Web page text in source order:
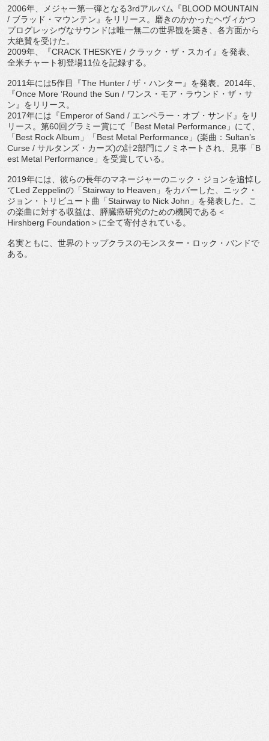
2006年、メジャー第一弾となる3rdアルバム『BLOOD MOUNTAIN
/ ブラッド・マウンテン』をリリース。 磨きのかかったヘヴィかつ
プログレッシヴなサウンドは唯一無二の世界観を築き、各方面から
大絶賛を受けた。
2009年、『CRACK THESKYE / クラック・ザ・スカイ』を発表、
全米チャート初登場11位を記録する。
2011年には5作目『The Hunter / ザ・ハンター』を発表。 2014年、
『Once More ‘Round the Sun / ワンス・モア・ラウンド・ザ・サ
ン』をリリース。
2017年には『Emperor of Sand / エンペラー・オブ・サンド』をリ
リース。第60回グラミー賞にて「Best Metal Performance 」にて、
「Best Rock Album 」「Best Metal Performance 」 (楽曲： Sultan’s
Curse / サルタンズ・カーズ)の計2部門にノミネートされ、見事「B
est Metal Performance 」を受賞している。
2019年には、彼らの長年のマネージャーのニック・ ジョンを追悼し
てLed Zeppelinの「Stairway to Heaven 」をカバーした、ニック・
ジョン・トリビュート曲「Stairway to Nick John 」を発表した。こ
の楽曲に対する収益は、 膵臓癌研究のための機関である＜
Hirshberg Foundation ＞に全て寄付されている。
名実ともに、世界のトップクラスのモンスター・ロック・ バンドで
ある。